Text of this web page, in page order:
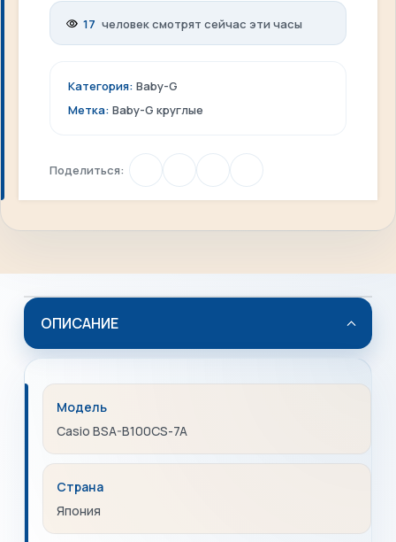
17 человек смотрят сейчас эти часы
Категория: Baby-G
Метка: Baby-G круглые
Поделиться:
ОПИСАНИЕ
Модель
Casio BSA-B100CS-7A
Страна
Япония